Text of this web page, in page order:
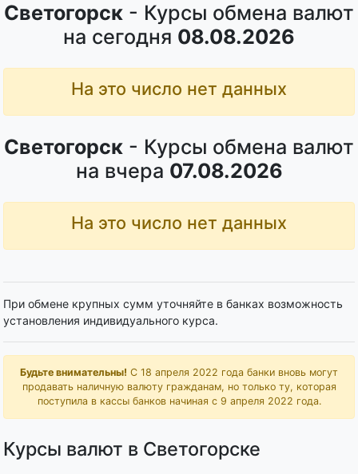
Светогорск - Курсы обмена валют
на сегодня 08.08.2026
На это число нет данных
Светогорск - Курсы обмена валют
на вчера 07.08.2026
На это число нет данных
При обмене крупных сумм уточняйте в банках возможность
установления индивидуального курса.
Будьте внимательны! С 18 апреля 2022 года банки вновь могут
продавать наличную валюту гражданам, но только ту, которая
поступила в кассы банков начиная с 9 апреля 2022 года.
Курсы валют в Светогорске